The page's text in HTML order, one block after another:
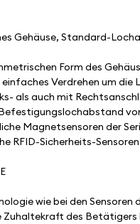
Gehäuse, Standard-
Form des
einfaches Verdrehen um die
als auch mit
Magnetsensoren der
RFID-Sicherheits-
wie bei den Sensoren
Zuhaltekraft des Betätigers